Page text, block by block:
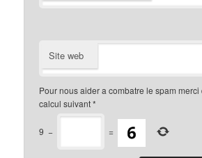
Site web
Pour nous aider a combatre le spam
calcul suivant*
9 − =